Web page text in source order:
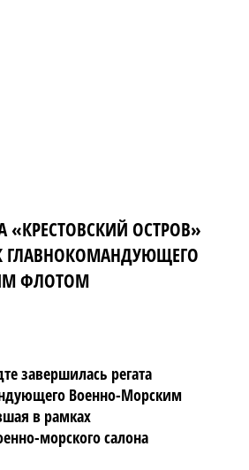
«КРЕСТОВСКИЙ ОСТРОВ»
ГЛАВНОКОМАНДУЮЩЕГО
ФЛОТОМ
завершилась регата
Военно-Морским
в рамках
морского салона